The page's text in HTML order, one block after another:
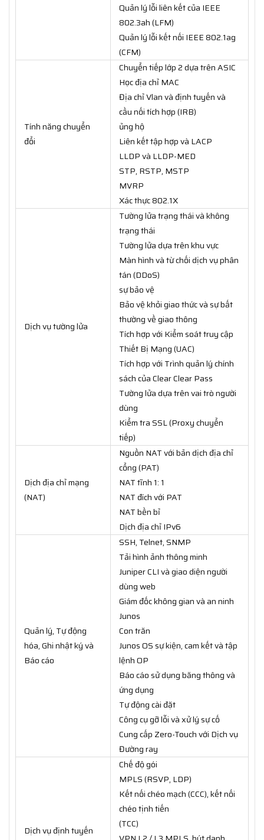
Quản lý lỗi liên kết của IEEE
802.3ah (LFM)
Quản lý lỗi kết nối IEEE 802.1ag
(CFM)
Tính năng chuyển
đổi
Chuyển tiếp lớp 2 dựa trên ASIC
Học địa chỉ MAC
Địa chỉ Vlan và định tuyến và
cầu nối tích hợp (IRB)
ủng hộ
Liên kết tập hợp và LACP
LLDP và LLDP-MED
STP, RSTP, MSTP
MVRP
Xác thực 802.1X
Dịch vụ tường lửa
Tường lửa trạng thái và không
trạng thái
Tường lửa dựa trên khu vực
Màn hình và từ chối dịch vụ phân
tán (DDoS)
sự bảo vệ
Bảo vệ khỏi giao thức và sự bất
thường về giao thông
Tích hợp với Kiểm soát truy cập
Thiết Bị Mạng (UAC)
Tích hợp với Trình quản lý chính
sách của Clear Clear Pass
Tường lửa dựa trên vai trò người
dùng
Kiểm tra SSL (Proxy chuyển
tiếp)
Dịch địa chỉ mạng
(NAT)
Nguồn NAT với bản dịch địa chỉ
cổng (PAT)
NAT tĩnh 1: 1
NAT đích với PAT
NAT bền bỉ
Dịch địa chỉ IPv6
Quản lý, Tự động
hóa, Ghi nhật ký và
Báo cáo
SSH, Telnet, SNMP
Tải hình ảnh thông minh
Juniper CLI và giao diện người
dùng web
Giám đốc không gian và an ninh
Junos
Con trăn
Junos OS sự kiện, cam kết và tập
lệnh OP
Báo cáo sử dụng băng thông và
ứng dụng
Tự động cài đặt
Công cụ gỡ lỗi và xử lý sự cố
Cung cấp Zero-Touch với Dịch vụ
Đường ray
Dịch vụ định tuyến
Chế độ gói
MPLS (RSVP, LDP)
Kết nối chéo mạch (CCC), kết nối
chéo tịnh tiến
(TCC)